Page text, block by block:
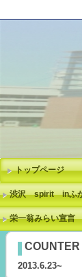
トップページ
渋沢 spirit inふ
栄一翁みらい宣言
COUNTER
2013.6.23~